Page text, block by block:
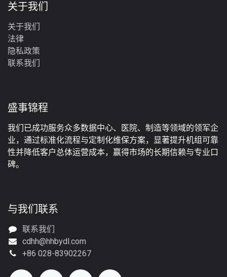
关于我们
关于我们
法律
‎隐私政策‎
联系我们
盛事锦程
我们已成功服务众多数据中心、医院、制造等领域的领军企
业，通过标准化流程与定制化维保方案，显著提升机组可靠
性并降低客户总体运营成本，赢得市场的长期信赖与专业口
碑。
与我们联系
联系我们
cdhh@hhbydl.com
+86 028-83902267